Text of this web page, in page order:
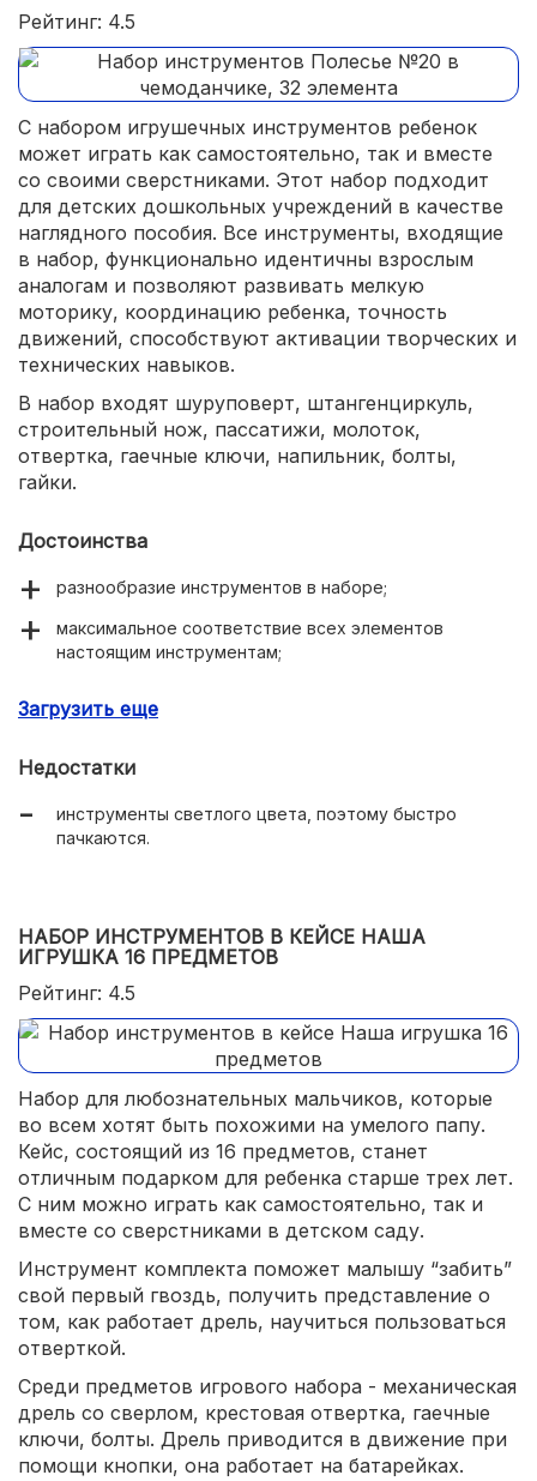
Рейтинг: 4.5
С набором игрушечных инструментов ребенок
может играть как самостоятельно, так и вместе
со своими сверстниками. Этот набор подходит
для детских дошкольных учреждений в качестве
наглядного пособия. Все инструменты, входящие
в набор, функционально идентичны взрослым
аналогам и позволяют развивать мелкую
моторику, координацию ребенка, точность
движений, способствуют активации творческих и
технических навыков.
В набор входят шуруповерт, штангенциркуль,
строительный нож, пассатижи, молоток,
отвертка, гаечные ключи, напильник, болты,
гайки.
Достоинства
разнообразие инструментов в наборе;
максимальное соответствие всех элементов
настоящим инструментам;
комплекта;
стимуляция воображения;
и перемещения.
Загрузить еще
Недостатки
инструменты светлого цвета, поэтому быстро
пачкаются.
НАБОР ИНСТРУМЕНТОВ В КЕЙСЕ НАША
ИГРУШКА 16 ПРЕДМЕТОВ
Рейтинг: 4.5
Набор для любознательных мальчиков, которые
во всем хотят быть похожими на умелого папу.
Кейс, состоящий из 16 предметов, станет
отличным подарком для ребенка старше трех лет.
С ним можно играть как самостоятельно, так и
вместе со сверстниками в детском саду.
Инструмент комплекта поможет малышу “забить”
свой первый гвоздь, получить представление о
том, как работает дрель, научиться пользоваться
отверткой.
Среди предметов игрового набора - механическая
дрель со сверлом, крестовая отвертка, гаечные
ключи, болты. Дрель приводится в движение при
помощи кнопки, она работает на батарейках.